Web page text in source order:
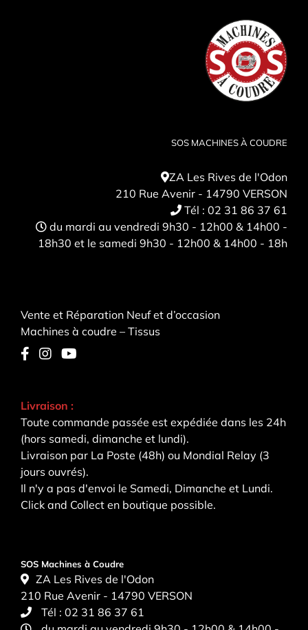
SOS MACHINES À COUDRE
ZA Les Rives de l'Odon
210 Rue Avenir - 14790 VERSON
Tél : 02 31 86 37 61
du mardi au vendredi 9h30 - 12h00 & 14h00 -
18h30 et le samedi 9h30 - 12h00 & 14h00 - 18h
Vente et Réparation Neuf et d’occasion
Machines à coudre – Tissus
Livraison :
Toute commande passée est expédiée dans les 24h
(hors samedi, dimanche et lundi).
Livraison par La Poste (48h) ou Mondial Relay (3
jours ouvrés).
Il n'y a pas d'envoi le Samedi, Dimanche et Lundi.
Click and Collect en boutique possible.
SOS Machines à Coudre
ZA Les Rives de l'Odon
210 Rue Avenir - 14790 VERSON
Tél : 02 31 86 37 61